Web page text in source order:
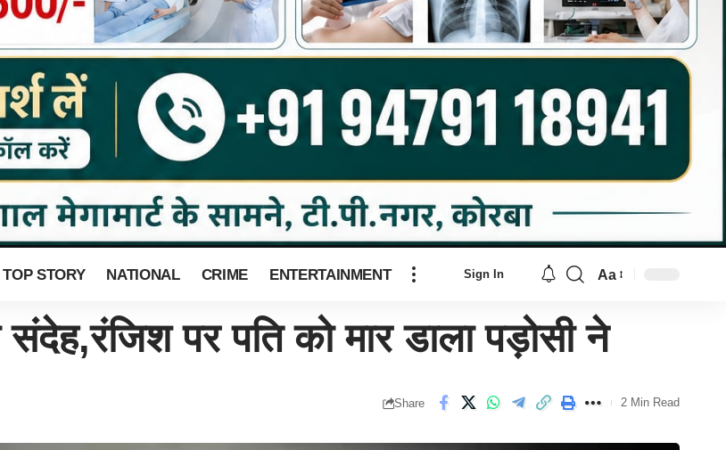
TOP STORY NATIONAL CRIME ENTERTAINMENT Sign In Aa
पर पति को मार डाला पड़ोसी ने
Share 2 Min Read